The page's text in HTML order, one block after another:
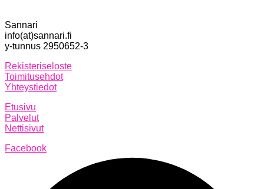
Sannari
info(at)sannari.fi
y-tunnus 2950652-3
Rekisteriseloste
Toimitusehdot
Yhteystiedot
Etusivu
Palvelut
Nettisivut
Facebook